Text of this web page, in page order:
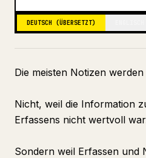
DEUTSCH (ÜBERSETZT)
Die meisten Notizen
Nicht, weil die Information
Erfassens nicht wertvoll
Sondern weil Erfassen und